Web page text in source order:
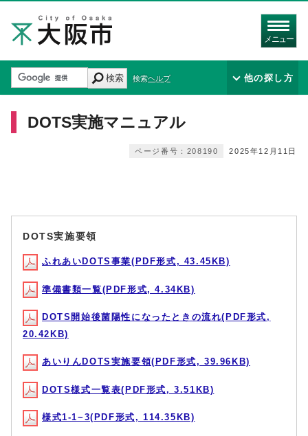
メニュー
検索 検索ヘルプ 他の探し方
DOTS実施マニュアル
2025年12月11日
ページ番号：208190
DOTS実施要領
ふれあいDOTS事業(PDF形式, 43.45KB)
準備書類一覧(PDF形式, 4.34KB)
DOTS開始後菌陽性になったときの流れ(PDF形式,
20.42KB)
あいりんDOTS実施要領(PDF形式, 39.96KB)
DOTS様式一覧表(PDF形式, 3.51KB)
様式1-1~3(PDF形式, 114.35KB)